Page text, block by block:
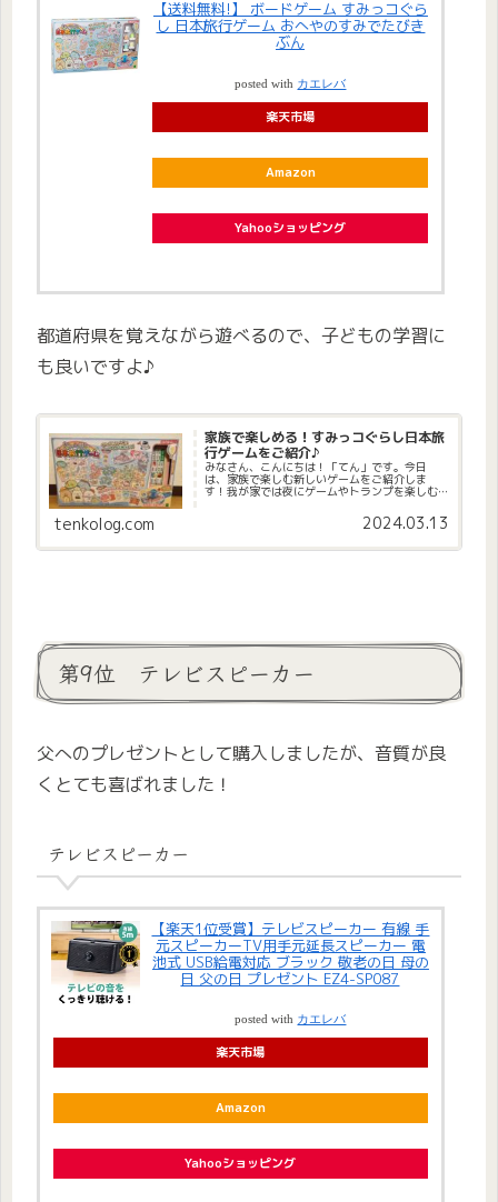
【送料無料!】 ボードゲーム すみっコぐら
し 日本旅行ゲーム おへやのすみでたびき
ぶん
posted with カエレバ
楽天市場
Amazon
Yahooショッピング
都道府県を覚えながら遊べるので、子どもの学習に
も良いですよ♪
家族で楽しめる！すみっコぐらし日本旅
行ゲームをご紹介♪
みなさん、こんにちは！「てん」です。今日
は、家族で楽しむ新しいゲームをご紹介しま
す！我が家では夜にゲームやトランプを楽しむ
っていたすみっコぐらしのすごろくを購入しま
した。すみっコぐらし 日本旅行ゲー...
tenkolog.com 2024.03.13
第9位 テレビスピーカー
父へのプレゼントとして購入しましたが、音質が良
くとても喜ばれました！
テレビスピーカー
【楽天1位受賞】テレビスピーカー 有線 手
元スピーカーTV用手元延長スピーカー 電
池式 USB給電対応 ブラック 敬老の日 母の
日 父の日 プレゼント EZ4-SP087
posted with カエレバ
楽天市場
Amazon
Yahooショッピング